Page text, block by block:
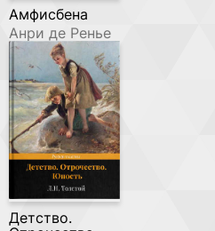
Амфисбена
Анри де Ренье
Детство.